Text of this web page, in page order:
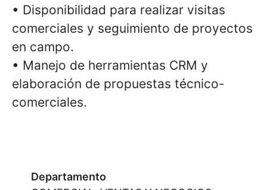
• Disponibilidad para realizar visitas
comerciales y seguimiento de proyectos
en campo.
• Manejo de herramientas CRM y
elaboración de propuestas técnico-
comerciales.
Departamento